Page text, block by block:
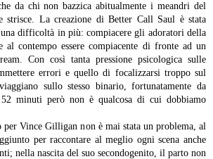
da chi non bazzica abitualmente i meandri del
strisce. La creazione di Better Call Saul è stata
difficoltà in più: compiacere gli adoratori della
contempo essere compiacente di fronte ad un
Con così tanta pressione psicologica sulle
errori e quello di focalizzarsi troppo sul
sullo stesso binario, fortunatamente da
minuti però non è qualcosa di cui dobbiamo
per Vince Gilligan non è mai stata un problema, al
per raccontare al meglio ogni scena anche
nella nascita del suo secondogenito, il parto non